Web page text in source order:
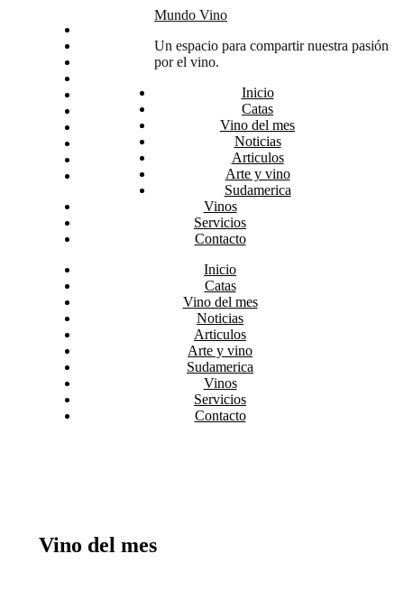
Arte y vino
Sudamerica
Mundo Vino
Un espacio para compartir nuestra pasión
por el vino.
Inicio
Catas
Vino del mes
Noticias
Articulos
Arte y vino
Sudamerica
Vinos
Servicios
Contacto
Inicio
Catas
Vino del mes
Noticias
Articulos
Arte y vino
Sudamerica
Vinos
Servicios
Contacto
Vino del mes